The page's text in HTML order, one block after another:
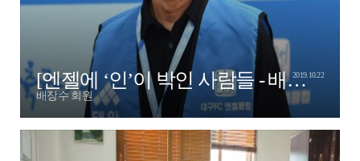
[엔젤에 ‘인’이 박인 사람들 - 배장수 1호 엔젤]
배장수 회원
2019.10.22